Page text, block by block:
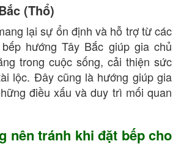
(Thổ)
lại sự ổn định và hỗ trợ từ các
hướng Tây Bắc giúp gia chủ
trong cuộc sống, cải thiện sức
lộc. Đây cũng là hướng giúp gia
điều xấu và duy trì mối quan
nên tránh khi đặt bếp cho